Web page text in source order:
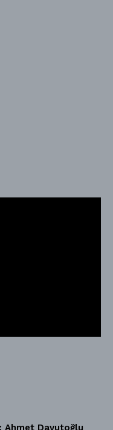
Ahmet Davutoğlu